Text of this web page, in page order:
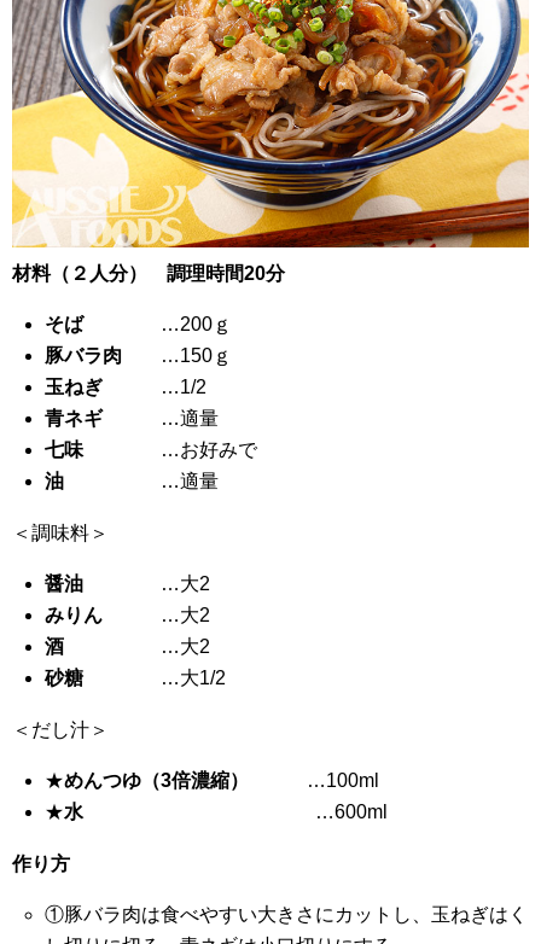
材料（２人分） 調理時間20分
そば…200ｇ
豚バラ肉
…150ｇ
玉ねぎ …1/2
青ネギ…適量
七味 …お好みで
油
…適量
＜調味料＞
醤油 …大2
みりん
…大2
酒
…大2
砂糖
…大1/2
＜だし汁＞
★めんつゆ（3倍濃縮）
…100ml
★水 …600ml
作り方
①豚バラ肉は食べやすい大きさにカットし、玉ねぎはく